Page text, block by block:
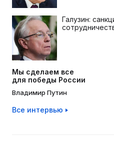
Галузин:
Мы сделаем все
для победы России
Владимир Путин
Все интервью